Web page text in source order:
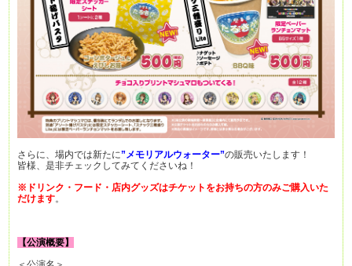
さらに、場内では新たに”メモリアルウォーター”の販売いたします！
皆様、是非チェックしてみてくださいね！
※ドリンク・フード・店内グッズはチケットをお持ちの方のみご購入いた
だけます。
【公演概要】